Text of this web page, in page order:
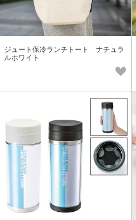
ジュート保冷ランチトート ナチュラ
ルホワイト